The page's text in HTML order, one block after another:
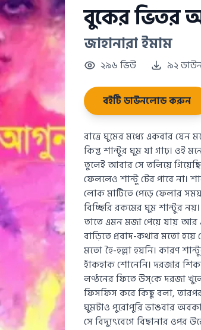
বুকের
জাহানারা ইমাম
২৯৬ ভিউ ৯২
বইটি ডাউনলোড করুন
রাত্রে ঘুমের মধ্যে একবার যেন
কিন্তু শান্টুর ঘুম যা গাঢ়। ওই
তুলেই আবার সে তলিয়ে
ফেললেও শান্টু টের পাবে না।
লোক মাটিতে পেড়ে ফেলার
বিচ্ছিরি রকমের ঘুম শান্টুর
তাতে এমন মজা পেয়ে যায় আর
বাড়িতে প্রবাদ-কথার মতো
মতো হৈ-হল্লা হয়নি। কারণ
হাঁকহাক শোনেনি। দরজার
লণ্ঠনের ফিতে উস্‌কে দরজা
ফিসফিস করে কিছু বলা,
ঘুমটাও পুরোপুরি ভাঙবার
সে বিদ্যুৎবেগে বিছানার ওপর